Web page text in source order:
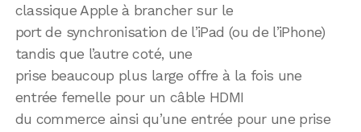
classique Apple à brancher sur le
port de synchronisation de l’iPad (ou de l’iPhone)
tandis que l’autre coté, une
prise beaucoup plus large offre à la fois une
entrée femelle pour un câble HDMI
du commerce ainsi qu’une entrée pour une prise